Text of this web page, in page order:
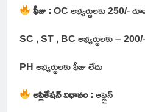
ఫీజు :OC అభ్యర్థులకు 250/-
SC , ST , BC అభ్యర్థులకు –
PH అభ్యర్థులకు ఫీజు లేదు
అప్లికేషన్ విధానం :ఆఫ్లైన్